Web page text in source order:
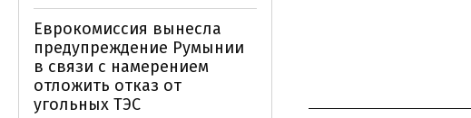
Еврокомиссия вынесла
предупреждение Румынии
в связи с намерением
отложить отказ от
угольных ТЭС